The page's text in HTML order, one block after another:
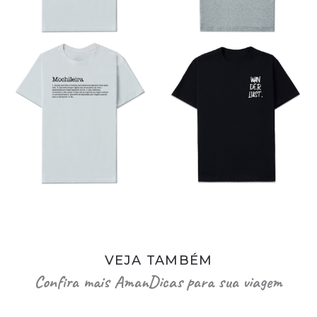
VEJA TAMBÉM
Confira mais AmanDicas para sua viagem